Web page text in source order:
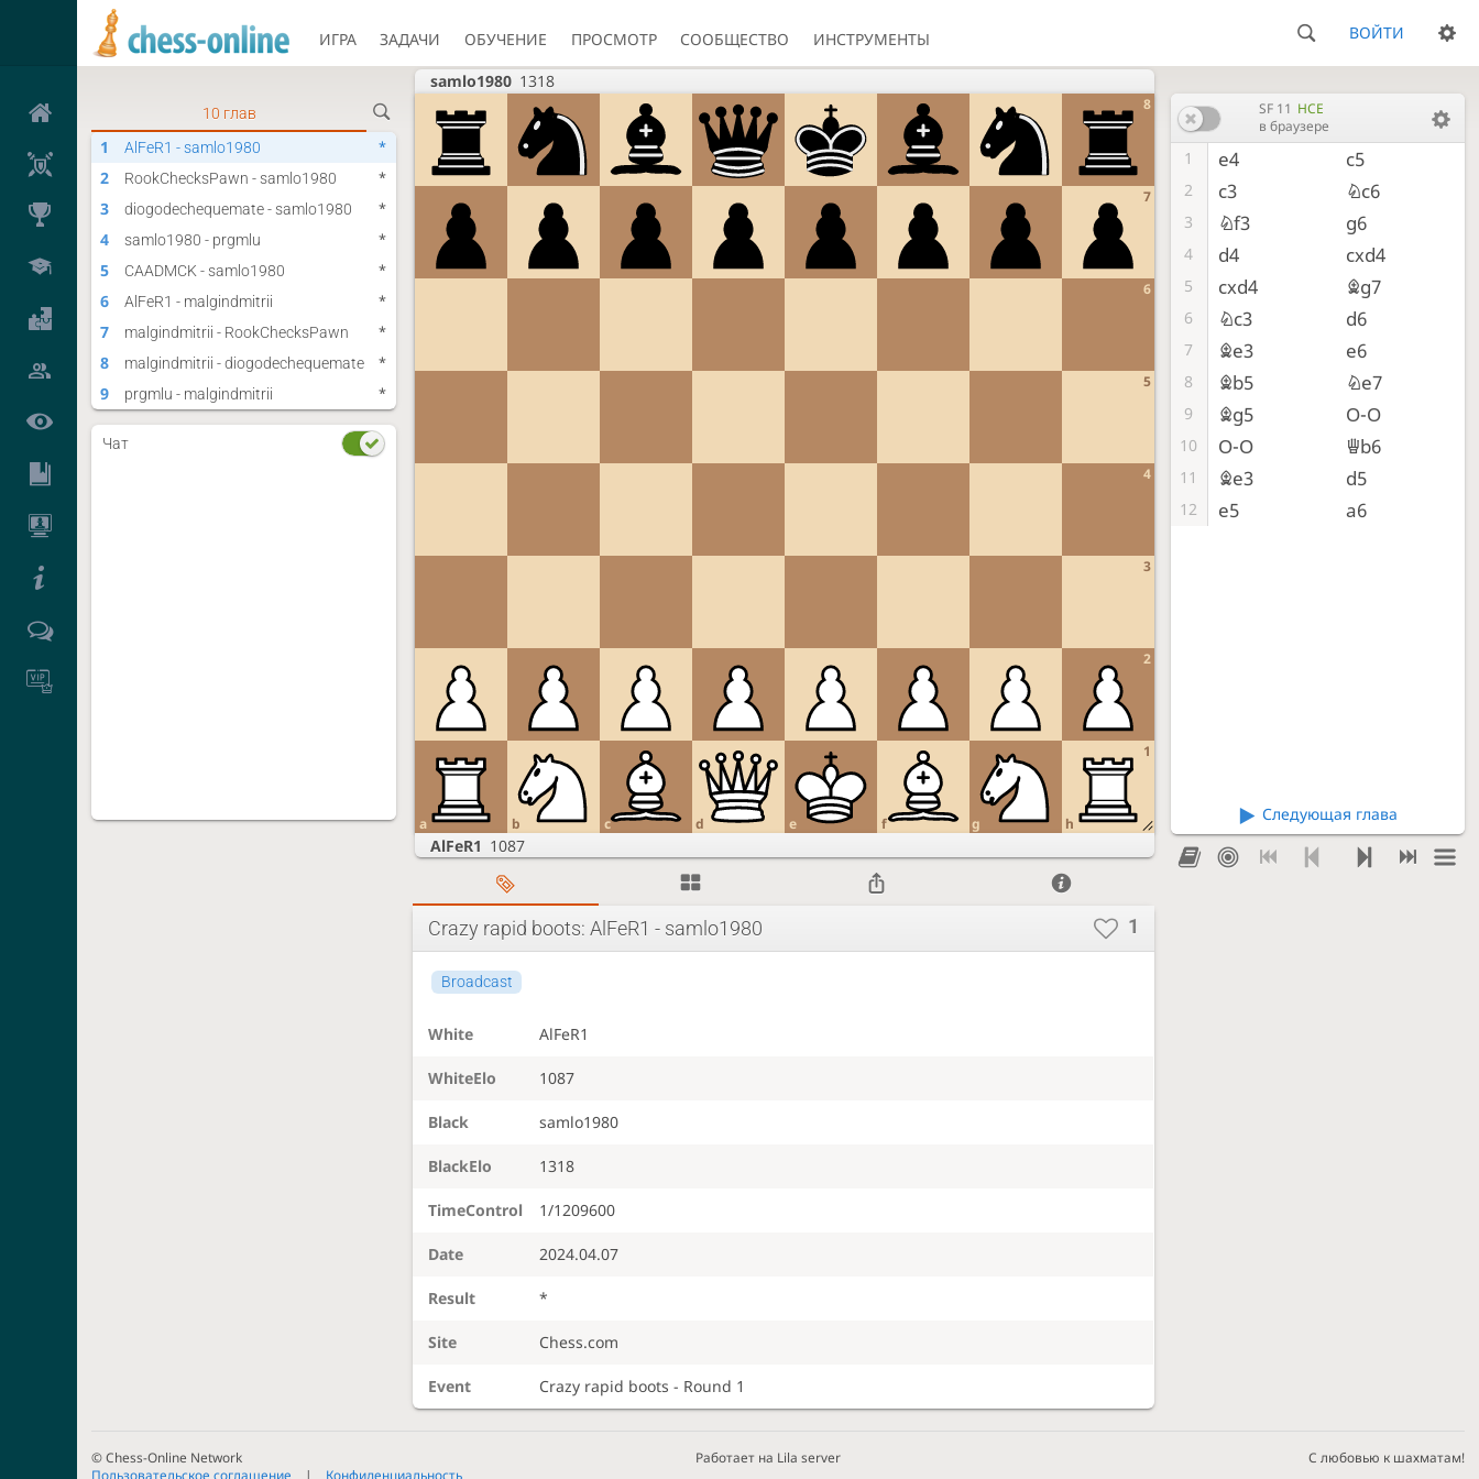
ИГРА ЗАДАЧИ ОБУЧЕНИЕ ПРОСМОТР СООБЩЕСТВО ИНСТРУМЕНТЫ ВОЙТИ
samlo1980 1318
1
2
3
4
5
6
7
8
a b c d e f g h
AlFeR1 1087
SF 11 HCE
в браузере
1 e4 c5
2 c3 Nc6
3 Nf3 g6
4 d4 cxd4
5 cxd4 Bg7
6 Nc3 d6
7 Be3 e6
8 Bb5 Ne7
9 Bg5 O-O
10 O-O Qb6
11 Be3 d5
12 e5 a6
Следующая глава
Crazy rapid boots: AlFeR1 - samlo1980 1
Broadcast
White AlFeR1
WhiteElo 1087
Black samlo1980
BlackElo 1318
TimeControl 1/1209600
Date 2024.04.07
Result *
Site Chess.com
Event Crazy rapid boots - Round 1
10 глав
1 AlFeR1 - samlo1980 *
2 RookChecksPawn - samlo1980 *
3 diogodechequemate - samlo1980 *
4 samlo1980 - prgmlu *
5 CAADMCK - samlo1980 *
6 AlFeR1 - malgindmitrii *
7 malgindmitrii - RookChecksPawn *
8 malgindmitrii - diogodechequemate *
9 prgmlu - malgindmitrii *
10 malgindmitrii - CAADMCK *
Чат
© Chess-Online Network
Пользовательское соглашение
Конфиденциальность
Работает на Lila server С любовью к шахматам!